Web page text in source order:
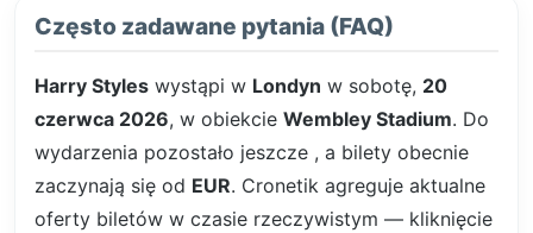
Często zadawane pytania (FAQ)
Harry Styles wystąpi w Londyn w sobotę, 20
czerwca 2026, w obiekcie Wembley Stadium. Do
wydarzenia pozostało jeszcze , a bilety obecnie
zaczynają się od EUR. Cronetik agreguje aktualne
oferty biletów w czasie rzeczywistym — kliknięcie